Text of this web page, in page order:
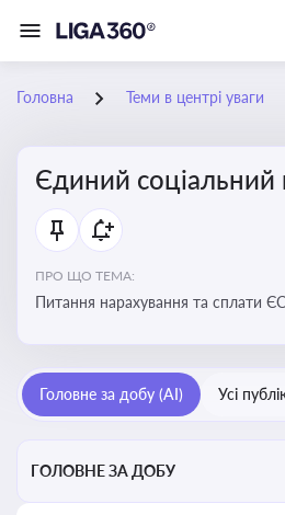
Головна Теми в центрі уваги
Єдиний соціальний
ПРО ЩО ТЕМА:
Питання нарахування та сплати
Головне за добу (AI) Усі
ГОЛОВНЕ ЗА ДОБУ